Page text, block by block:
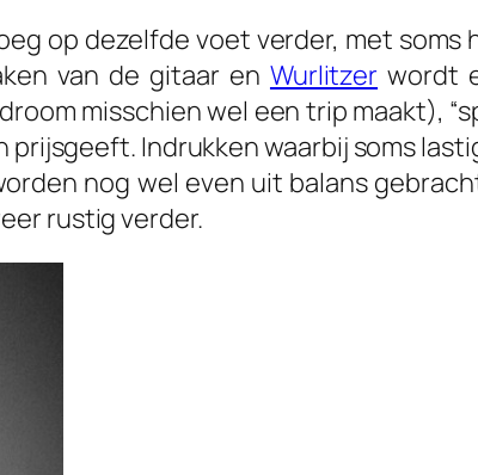
op dezelfde voet verder, met
van de gitaar en Wurlitzer wordt
misschien wel een trip maakt),
Indrukken waarbij soms
nog wel even uit balans
rustig verder.